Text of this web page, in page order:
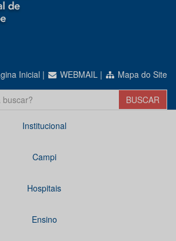
Inicial | WEBMAIL | Mapa do Site
Institucional
Campi
Hospitais
Ensino